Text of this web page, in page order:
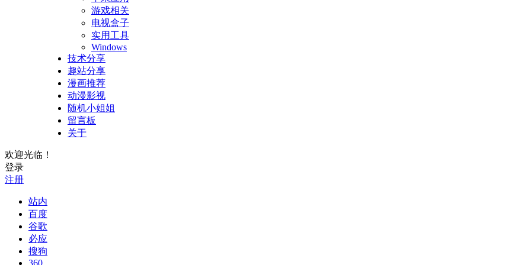
游戏相关
电视盒子
实用工具
Windows
技术分享
趣站分享
漫画推荐
动漫影视
随机小姐姐
留言板
关于
欢迎光临！
登录
注册
站内
百度
谷歌
必应
搜狗
360